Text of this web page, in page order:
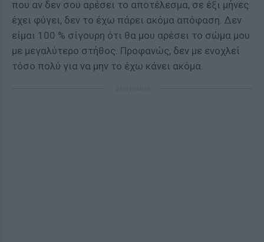
που αν δεν σου αρέσει το αποτέλεσμα, σε έξι μήνες
έχει φύγει, δεν το έχω πάρει ακόμα απόφαση. Δεν
είμαι 100 % σίγουρη ότι θα μου αρέσει το σώμα μου
με μεγαλύτερο στήθος. Προφανώς, δεν με ενοχλεί
τόσο πολύ για να μην το έχω κάνει ακόμα.